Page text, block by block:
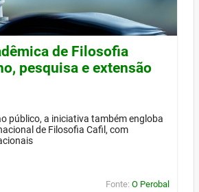
de Filosofia
pesquisa e extensão
público, a iniciativa também engloba
de Filosofia Cafil, com
Fonte: O Perobal